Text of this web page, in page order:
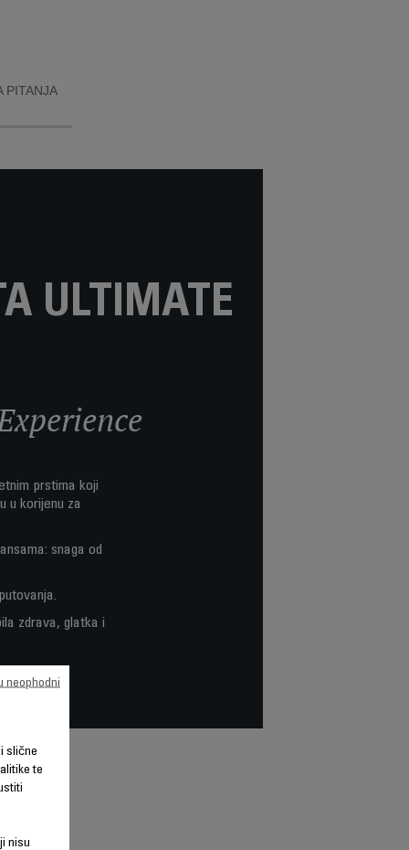
PITANJA
ULTIMATE
prstima koji
u korijenu za
snaga od
zdrava, glatka i
slične
te
nisu
neophodni